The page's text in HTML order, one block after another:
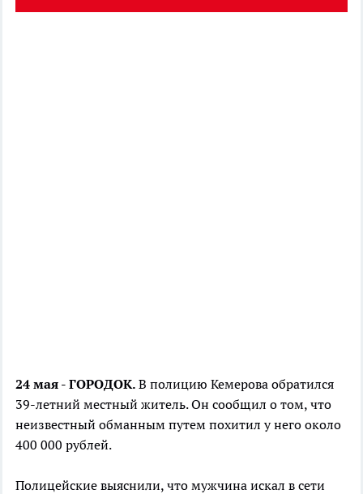
24 мая - ГОРОДОК. В полицию Кемерова обратился
39-летний местный житель. Он сообщил о том, что
неизвестный обманным путем похитил у него около
400 000 рублей.
Полицейские выяснили, что мужчина искал в сети